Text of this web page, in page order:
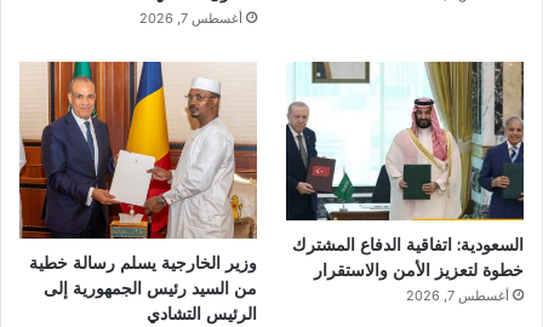
أغسطس 7, 2026
السعودية: اتفاقية الدفاع المشترك
خطوة لتعزيز الأمن والاستقرار
أغسطس 7, 2026
وزير الخارجية يسلم رسالة خطية
من السيد رئيس الجمهورية إلى
الرئيس التشادي